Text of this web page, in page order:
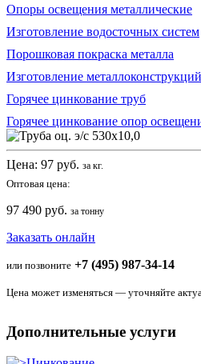
Опоры освещения металлические
Изготовление водосточных систем
Порошковая покраска металла
Изготовление металлоконструкций
Горячее цинкование труб
Горячее цинкование опор
Цена: 97 руб. за кг.
Оптовая цена:
97 490 руб. за тонну
Заказать онлайн
или позвоните +7 (495) 987-34-14
Цена может изменяться — уточняйте
Дополнительные услуги